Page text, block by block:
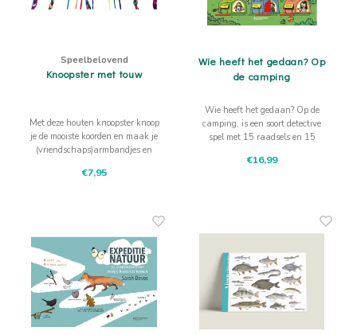
Speelbelovend
Knoopster met touw
Met deze houten knoopster knoop
je de mooiste koorden en maak je
(vriendschaps)armbandjes en
met gekleurd katoendraad
€7,95
Wie heeft het gedaan? Op
de camping
Wie heeft het gedaan? Op de
camping, is een soort detective
spel met 15 raadsels en 15
allemaal?
€16,99